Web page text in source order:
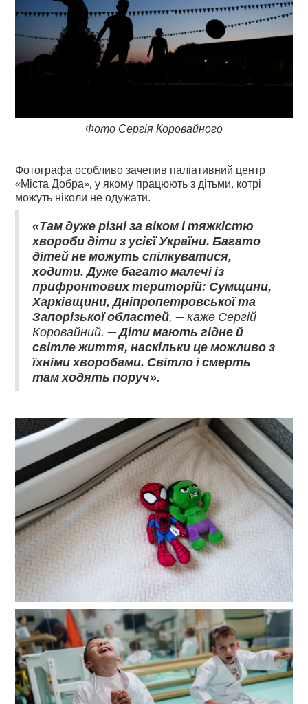
Фото Сергія Коровайного
Фотографа особливо зачепив паліативний центр
«Міста Добра», у якому працюють з дітьми, котрі
можуть ніколи не одужати.
«Там дуже різні за віком і тяжкістю
хвороби діти з усієї України. Багато
дітей не можуть спілкуватися,
ходити. Дуже багато малечі із
прифронтових територій: Сумщини,
Харківщини, Дніпропетровської та
Запорізької областей, — каже Сергій
Коровайний. —Діти мають гідне й
світле життя, наскільки це можливо з
їхніми хворобами. Світло і смерть
там ходять поруч».